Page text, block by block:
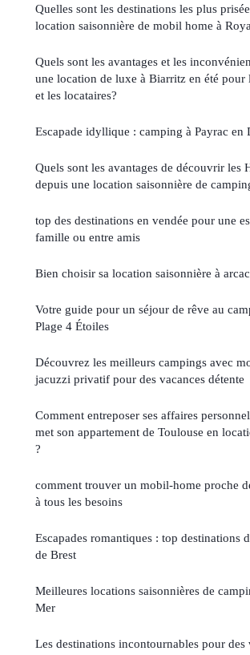
Quelles sont les destinations les plus
location saisonnière de mobil home à
Quels sont les avantages et les
une location de luxe à Biarritz en été pour
et les locataires?
Escapade idyllique : camping à Payrac en
Quels sont les avantages de découvrir les
depuis une location saisonnière de
top des destinations en vendée pour une
famille ou entre amis
Bien choisir sa location saisonnière à
Votre guide pour un séjour de rêve au
Plage 4 Étoiles
Découvrez les meilleurs campings avec
jacuzzi privatif pour des vacances détente
Comment entreposer ses affaires
met son appartement de Toulouse en
?
comment trouver un mobil-home proche
à tous les besoins
Escapades romantiques : top destinations
de Brest
Meilleures locations saisonnières de
Mer
Les destinations incontournables pour des